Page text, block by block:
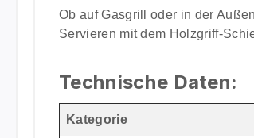
Ob auf Gasgrill oder in der
Servieren mit dem Holzgriff-
Technische Daten:
Kategorie